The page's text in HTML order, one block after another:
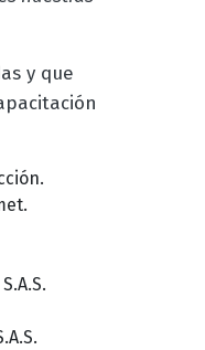
y que